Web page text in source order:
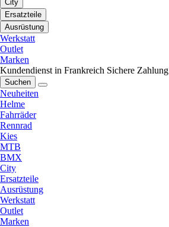
City
Ersatzteile
Ausrüstung
Werkstatt
Outlet
Marken
Kundendienst in Frankreich Sichere Zahlung
Suchen
Neuheiten
Helme
Fahrräder
Rennrad
Kies
MTB
BMX
City
Ersatzteile
Ausrüstung
Werkstatt
Outlet
Marken